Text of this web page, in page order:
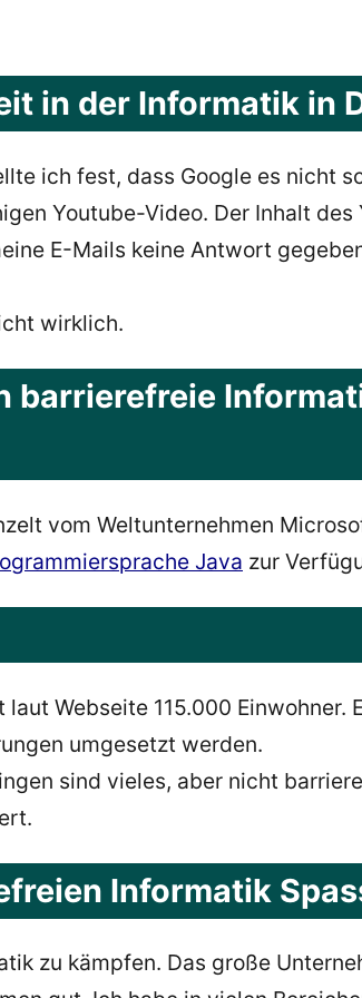
in der Informatik in
ich fest, dass Google es nicht
Youtube-Video. Der Inhalt
E-Mails keine Antwort
wirklich.
barrierefreie
vom Weltunternehmen
Java zur
Webseite 115.000 Einwohner.
umgesetzt werden.
sind vieles, aber nicht
Informatik
zu kämpfen. Das große